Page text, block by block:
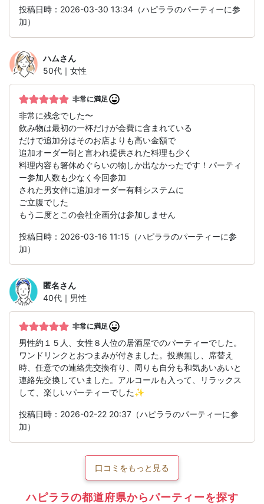
投稿日時：2026-03-30 13:34（ハピララのパーティーに参
加）
ハムさん
50代｜女性
非常に満足
非常に残念でした〜
飲み物は最初の一杯だけが会費に含まれている
だけで追加分はそのお店よりも高い金額で
追加オーダー制と言われ提供された料理も少く
料理内容も箸休めぐらいの物しか出なかったです！パーティ
ー参加人数も少なく今回参加
された男女伴に追加オーダー有料システムに
ご立腹でした
もう二度とこの会社企画分は参加しません
投稿日時：2026-03-16 11:15（ハピララのパーティーに参
加）
匿名さん
40代｜男性
非常に満足
男性約１５人、女性８人位の居酒屋でのパーティーでした。
ワンドリンクとおつまみが付きました。投票無し、席替え
時、任意での連絡先交換有り、周りも自分も和気あいあいと
連絡先交換していました。アルコールも入って、リラックス
して、楽しいパーティーでした✨
投稿日時：2026-02-22 20:37（ハピララのパーティーに参
加）
口コミをもっと見る
ハピララの都道府県からパーティーを探す